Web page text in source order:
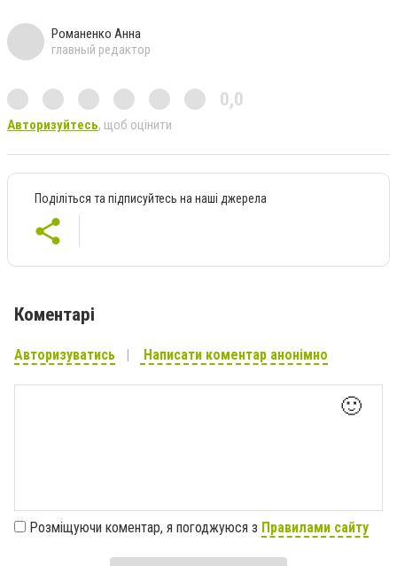
Романенко Анна
главный редактор
0,0
Авторизуйтесь, щоб оцінити
Поділіться та підписуйтесь на наші джерела
Коментарі
Авторизуватись Написати коментар анонімно
🙂
Розміщуючи коментар, я погоджуюся з Правилами сайту